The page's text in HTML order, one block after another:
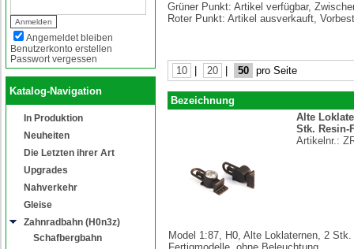
Angemeldet bleiben
Benutzerkonto erstellen
Passwort vergessen
Katalog-Navigation
In Produktion
Neuheiten
Die Letzten ihrer Art
Upgrades
Nahverkehr
Gleise
Zahnradbahn (H0n3z)
Schafbergbahn
Grüner Punkt: Artikel verfügbar,
Roter Punkt: Artikel ausverkauft,
10 20 50 pro Seite
Bezeichnung
Alte
Stk. Resin-
Artikelnr.:
Model 1:87, H0, Alte Loklaternen, 2 Stk.